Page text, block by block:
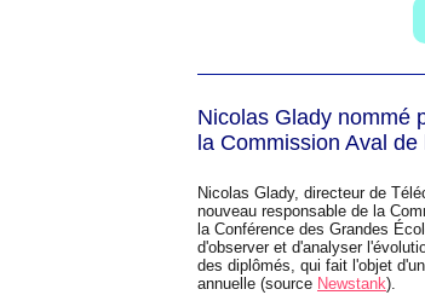
Nicolas Glady nommé
la Commission Aval de
Nicolas Glady, directeur de
nouveau responsable de la
la Conférence des Grandes
d'observer et d'analyser
des diplômés, qui fait l'objet
annuelle (source Newstank).